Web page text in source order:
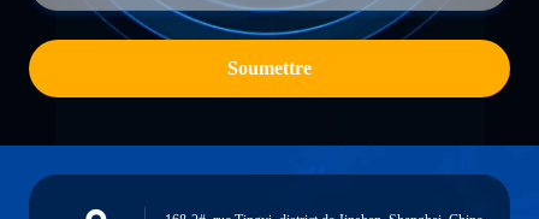
Soumettre